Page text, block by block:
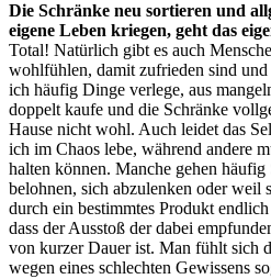
Die Schränke neu sortieren und
eigene Leben kriegen, geht das
Total! Natürlich gibt es auch
wohlfühlen, damit zufrieden sind
ich häufig Dinge verlege, aus
doppelt kaufe und die Schränke
Hause nicht wohl. Auch leidet das
ich im Chaos lebe, während andere
halten können. Manche gehen
belohnen, sich abzulenken oder weil
durch ein bestimmtes Produkt
dass der Ausstoß der dabei
von kurzer Dauer ist. Man fühlt sich
wegen eines schlechten Gewissens